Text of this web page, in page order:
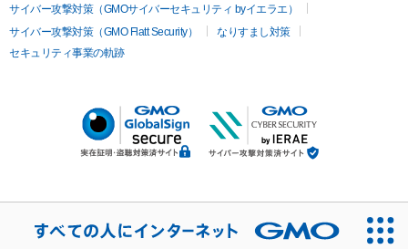
サイバー攻撃対策（GMOサイバーセキュリティ byイエラエ）
サイバー攻撃対策（GMO Flatt Security）
なりすまし対策
セキュリティ事業の軌跡